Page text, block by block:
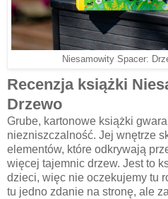
Niesamowity Spacer:
Recenzja książki
Drzewo
Grube, kartonowe książki
niezniszczalność. Jej wnętrze
elementów, które odkrywają
więcej tajemnic drzew. Jest to
dzieci, więc nie oczekujemy tu
tu jedno zdanie na stronę, ale